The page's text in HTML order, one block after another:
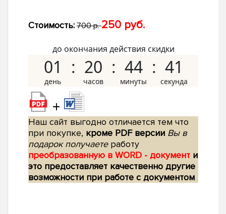
Стоимость: 700 р.250 руб.
до окончания действия скидки
01 20 44 40
+
Наш сайт выгодно отличается тем что
при покупке, кроме PDF версии Вы в
подарок получаетеработу
преобразованную в WORD - документ и
это предоставляет качественно другие
возможности при работе с документом